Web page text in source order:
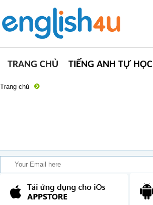
TRANG CHỦ TIẾNG ANH TỰ HỌC
Trang chủ